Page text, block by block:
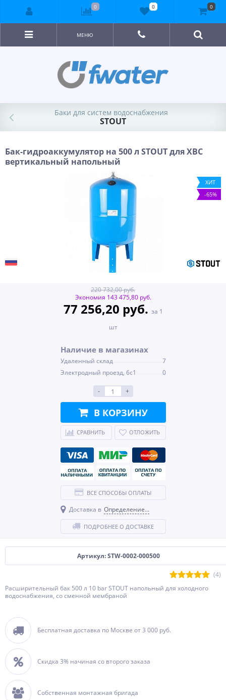
МЕНЮ
Баки для систем водоснабжения
STOUT
Бак-гидроаккумулятор на 500 л STOUT для ХВС
вертикальный напольный
ХИТ
-65%
Артикул: STW-0002-000500
(4)
Расширительный бак 500 л 10 bar STOUT напольный для холодного
водоснабжения, со сменной мембраной
Бесплатная доставка по Москве от 3 000 руб.
Скидка 3% начиная со второго заказа
Собственная монтажная бригада
220 732,00 руб.
Экономия 143 475,80 руб.
77 256,20 руб. за 1
шт
Наличие в магазинах
Удаленный склад
7
Электродный проезд, 6с1
0
- +
В КОРЗИНУ
СРАВНИТЬ ОТЛОЖИТЬ
ВСЕ СПОСОБЫ ОПЛАТЫ
Доставка в Определение...
ПОДРОБНЕЕ О ДОСТАВКЕ
0 0 0